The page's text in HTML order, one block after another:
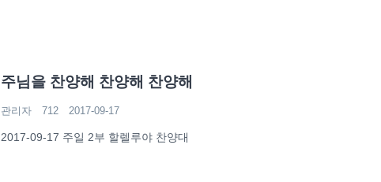
주님을 찬양해 찬양해 찬양해
관리자 712 2017-09-17
2017-09-17 주일 2부 할렐루야 찬양대